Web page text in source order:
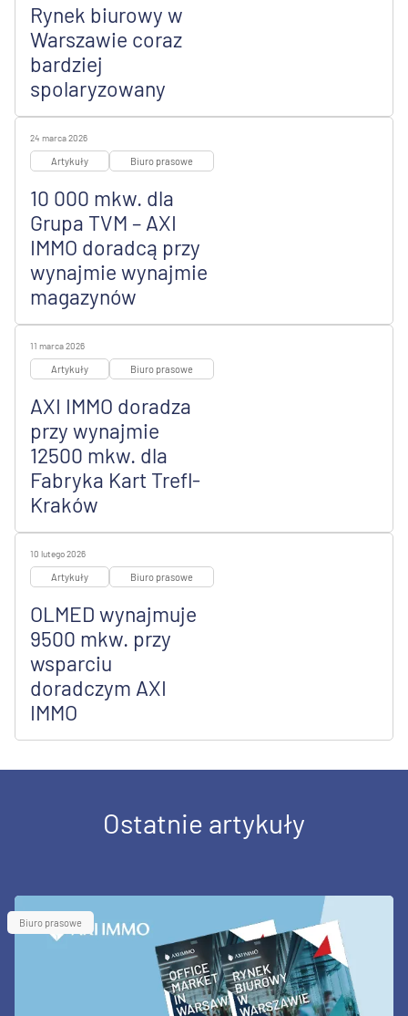
Rynek biurowy w
Warszawie coraz
bardziej
spolaryzowany
24 marca 2026
Artykuły Biuro prasowe
10 000 mkw. dla
Grupa TVM – AXI
IMMO doradcą przy
wynajmie wynajmie
magazynów
11 marca 2026
Artykuły Biuro prasowe
AXI IMMO doradza
przy wynajmie
12500 mkw. dla
Fabryka Kart Trefl-
Kraków
10 lutego 2026
Artykuły Biuro prasowe
OLMED wynajmuje
9500 mkw. przy
wsparciu
doradczym AXI
IMMO
Ostatnie artykuły
Biuro prasowe